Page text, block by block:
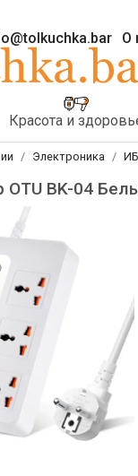
О
Красота и
Электроника
OTU BK-04